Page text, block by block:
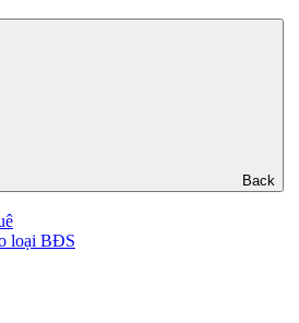
Back
loại BĐS